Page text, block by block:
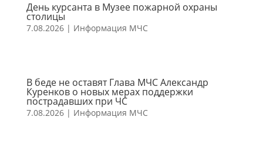
День курсанта в Музее пожарной охраны
столицы
7.08.2026| Информация МЧС
В беде не оставят Глава МЧС Александр
Куренков о новых мерах поддержки
пострадавших при ЧС
7.08.2026| Информация МЧС